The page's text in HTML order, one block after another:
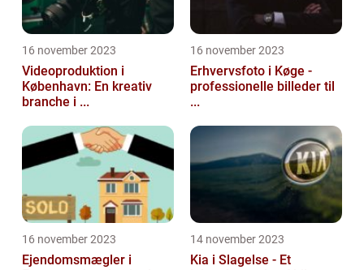
16 november 2023
Videoproduktion i
København: En kreativ
branche i ...
16 november 2023
Erhvervsfoto i Køge -
professionelle billeder til
...
16 november 2023
Ejendomsmægler i
14 november 2023
Kia i Slagelse - Et